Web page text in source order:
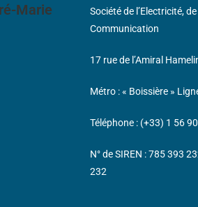
Marie
Société de l’Electricité,
Communication
17 rue de l’Amiral
Métro : « Boissière »
Téléphone : (+33) 1 56
N° de SIREN : 785 393
232